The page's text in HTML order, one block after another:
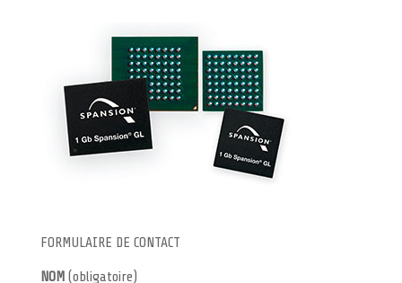
FORMULAIRE DE CONTACT
NOM(obligatoire)